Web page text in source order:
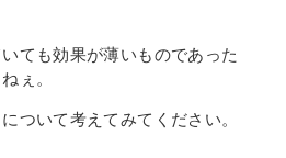
ても効果が薄いものであった
ぇ 。
ついて考えてみてください。